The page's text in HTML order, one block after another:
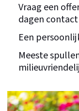
Vraag een
dagen
Een
Meeste